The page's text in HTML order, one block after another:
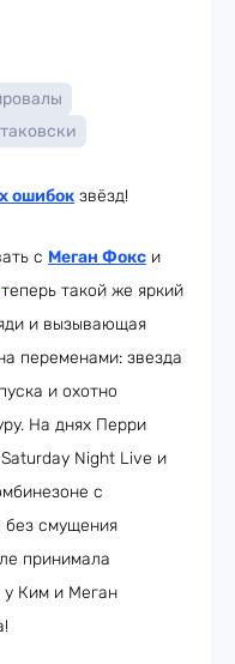
ошибок звёзд!
с Меган Фокс и
теперь такой же яркий
и вызывающая
переменами: звезда
и охотно
На днях Перри
Night Live и
с
без смущения
принимала
у Ким и Меган